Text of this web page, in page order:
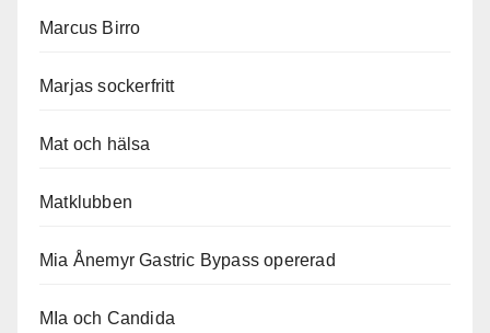
Marcus Birro
Marjas sockerfritt
Mat och hälsa
Matklubben
Mia Ånemyr Gastric Bypass opererad
MIa och Candida